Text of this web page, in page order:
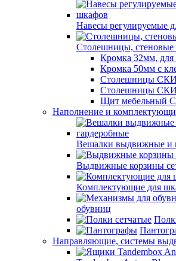
Навесы регулируемые
Столешницы, стеновые
Кромка 32мм, для
Кромка 50мм с
Столешницы
Столешницы
Щит мебельный
Наполнение и
Вешалки выдвижные и
Выдвижные корзины
Комплектующие для
обувниц
Направляющие, системы